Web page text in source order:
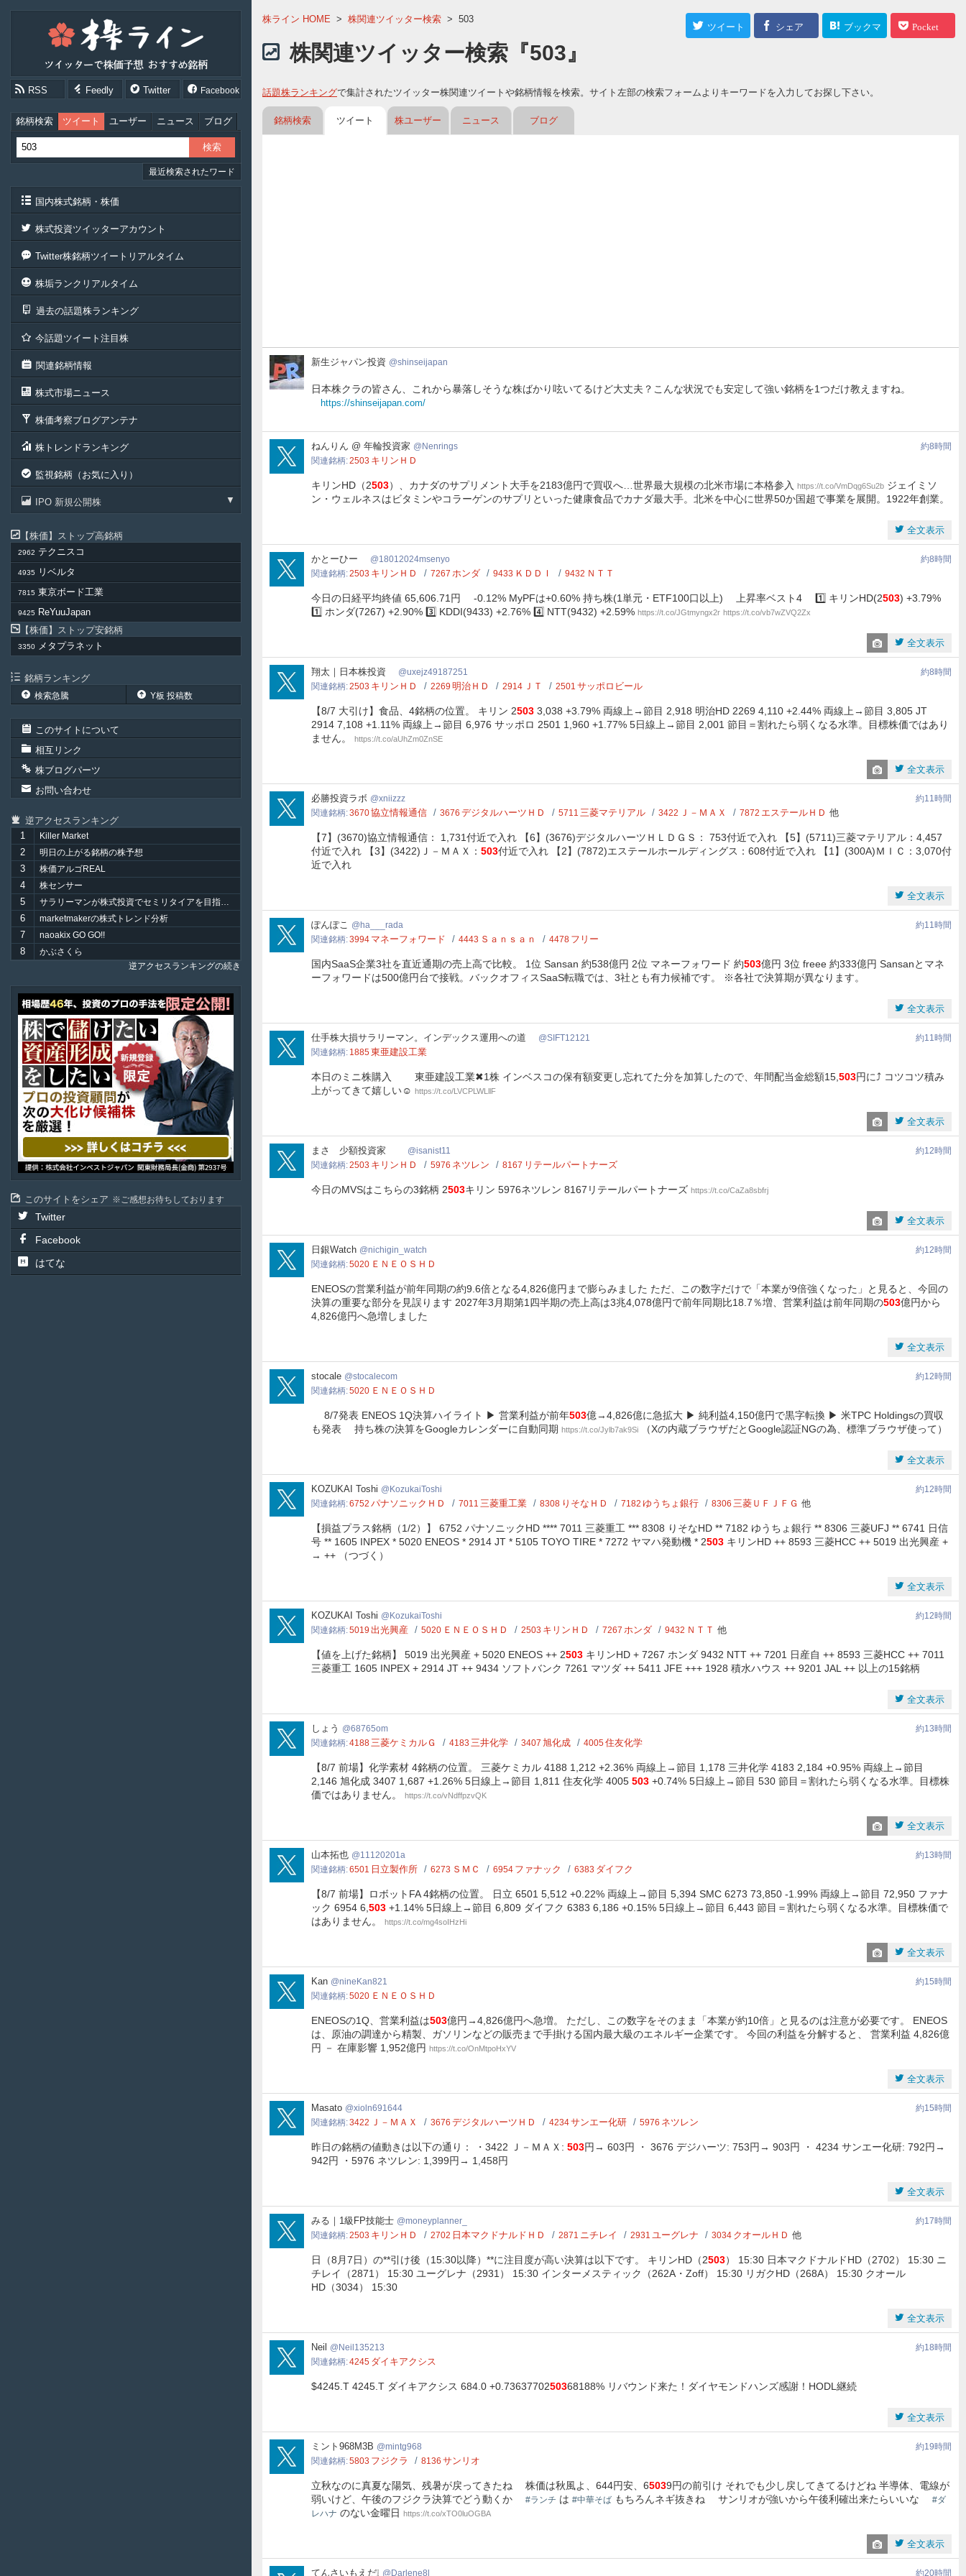
RSS Feedly Twitter Facebook
銘柄検索 ツイート ユーザー ニュース ブログ
最近検索されたワード
国内株式銘柄・株価
株式投資ツイッターアカウント
Twitter株銘柄ツイートリアルタイム
株垢ランクリアルタイム
過去の話題株ランキング
今話題ツイート注目株
関連銘柄情報
株式市場ニュース
株価考察ブログアンテナ
株トレンドランキング
監視銘柄（お気に入り）
IPO 新規公開株
株価 ストップ高銘柄
2962 テクニスコ
4935 リベルタ
7815 東京ボード工業
9425
ReYuuJapan
株価
ストップ安銘柄
3350 メタプラネット
銘柄ランキング
検索急騰 Y板 投稿数
このサイトについて
相互リンク
株ブログパーツ
お問い合わせ
逆アクセスランキング
1
Killer Market
2 明日の上がる銘柄の株予想
3 株価アルゴREAL
4 株センサー
5 サラリーマンが株式投資でセミリタイアを目指してみました。
6 marketmakerの株式トレンド分析
7 naoakix GO GO!!
8
かぶさくら
逆アクセスランキングの続き
このサイトをシェア ご感想お待ちしております
Twitter
Facebook
はてな
株ライン HOME > 株関連ツイッター検索 > 503
ツイート シェア ブックマ Pocket
株関連ツイッター検索『503』
話題株ランキングで集計されたツイッター株関連ツイートや銘柄情報を検索。サイト左部の検索フォームよりキーワードを入力してお探し下さい。
銘柄検索 ツイート 株ユーザー ニュース ブログ
新
ジ
資
新生ジャパン投資 shinseijapan
日本株クラの皆さん、これから暴落しそうな株ばかり呟いてるけど大丈夫？こんな状況でも安定して強い銘柄を1つだけ教えますね。
https://shinseijapan.com/
Nenrings
ねんりん @ 年輪投資家 Nenrings
約8時間
関連銘柄 2503 キリンＨＤ
キリンHD（2503）、カナダのサプリメント大手を2183億円で買収へ…世界最大規模の北米市場に本格参入 https://t.co/VmDqg6Su2b ジェイミソ
ン・ウェルネスはビタミンやコラーゲンのサプリといった健康食品でカナダ最大手。北米を中心に世界50か国超で事業を展開。1922年創業。
全文表示
18012024msenyo
かとーひー 18012024msenyo
約8時間
関連銘柄 2503 キリンＨＤ 7267 ホンダ 9433 ＫＤＤＩ 9432 ＮＴＴ
今日の日経平均終値 65,606.71円 -0.12% MyPFは+0.60% 持ち株(1単元・ETF100口以上) 上昇率ベスト4 1️⃣ キリンHD(2503) +3.79%
1️⃣ ホンダ(7267) +2.90% 3️⃣ KDDI(9433) +2.76% 4️⃣ NTT(9432) +2.59% https://t.co/JGtmyngx2r https://t.co/vb7wZVQ2Zx
全文表示
uxejz49187251
翔太｜日本株投資 uxejz49187251
約8時間
関連銘柄 2503 キリンＨＤ 2269 明治ＨＤ 2914 ＪＴ 2501 サッポロビール
【8/7 大引け】食品、4銘柄の位置。 キリン 2503 3,038 +3.79% 両線上→節目 2,918 明治HD 2269 4,110 +2.44% 両線上→節目 3,805 JT
2914 7,108 +1.11% 両線上→節目 6,976 サッポロ 2501 1,960 +1.77% 5日線上→節目 2,001 節目＝割れたら弱くなる水準。目標株価ではあり
ません。
https://t.co/aUhZm0ZnSE
全文表示
xniizzz
必勝投資ラボ xniizzz
約11時間
関連銘柄 3670協立情報通信 3676 デジタルハーツＨＤ 5711 三菱マテリアル 3422 Ｊ－ＭＡＸ 7872 エステールＨＤ 他
【7】(3670)協立情報通信： 1,731付近で入れ 【6】(3676)デジタルハーツＨＬＤＧＳ： 753付近で入れ 【5】(5711)三菱マテリアル：4,457
付近で入れ 【3】(3422)Ｊ－ＭＡＸ： 503付近で入れ 【2】(7872)エステールホールディングス：608付近で入れ 【1】(300A)ＭＩＣ：3,070付
近で入れ
全文表示
ha___rada
ぽんぽこ ha___rada
約11時間
関連銘柄 3994 マネーフォワード 4443 Ｓａｎｓａｎ 4478 フリー
国内SaaS企業3社を直近通期の売上高で比較。 1位 Sansan 約538億円 2位 マネーフォワード 約503億円 3位 freee 約333億円 Sansanとマネ
ーフォワードは500億円台で接戦。バックオフィスSaaS転職では、3社とも有力候補です。 ※各社で決算期が異なります。
全文表示
SIFT12121
仕手株大損サラリーマン。インデックス運用への道 SIFT12121
約11時間
関連銘柄 1885東亜建設工業
本日のミニ株購入 東亜建設工業✖︎1株 インベスコの保有額変更し忘れてた分を加算したので、年間配当金総額15, 503円に⤴️ コツコツ積み
上がってきて嬉しい☺️ https://t.co/LVCPLWLllF
全文表示
isanist11
まさ 少額投資家 isanist11
約12時間
関連銘柄 2503 キリンＨＤ 5976 ネツレン 8167 リテールパートナーズ
今日のMVSはこちらの3銘柄 2503キリン 5976ネツレン 8167リテールパートナーズ https://t.co/CaZa8sbfrj
全文表示
nichigin_watch
日銀Watch nichigin_watch
約12時間
関連銘柄 5020 ＥＮＥＯＳＨＤ
ENEOSの営業利益が前年同期の約9.6倍となる4,826億円まで膨らみました ただ、この数字だけで「本業が9倍強くなった」と見ると、今回の
決算の重要な部分を見誤ります 2027年3月期第1四半期の売上高は3兆4,078億円で前年同期比18.7％増、営業利益は前年同期の503億円から
4,826億円へ急増しました
全文表示
stocalecom
stocale stocalecom
約12時間
関連銘柄 5020 ＥＮＥＯＳＨＤ
8/7発表 ENEOS 1Q決算ハイライト ▶ 営業利益が前年503億→4,826億に急拡大 ▶ 純利益4,150億円で黒字転換 ▶ 米TPC Holdingsの買収
も発表 持ち株の決算をGoogleカレンダーに自動同期 https://t.co/Jylb7ak9Si （Xの内蔵ブラウザだとGoogle認証NGの為、標準ブラウザ使って）
全文表示
KozukaiToshi
KOZUKAI Toshi KozukaiToshi
約12時間
関連銘柄 6752 パナソニックＨＤ 7011 三菱重工業 8308 りそなＨＤ 7182 ゆうちょ銀行 8306 三菱ＵＦＪＦＧ 他
【損益プラス銘柄（1/2）】 6752 パナソニックHD **** 7011 三菱重工 *** 8308 りそなHD ** 7182 ゆうちょ銀行 ** 8306 三菱UFJ ** 6741 日信
号 ** 1605 INPEX * 5020 ENEOS * 2914 JT * 5105 TOYO TIRE * 7272 ヤマハ発動機 * 2503 キリンHD ++ 8593 三菱HCC ++ 5019 出光興産 +
→ ++ （つづく）
全文表示
KozukaiToshi
KOZUKAI Toshi KozukaiToshi
約12時間
関連銘柄 5019 出光興産 5020 ＥＮＥＯＳＨＤ 2503 キリンＨＤ 7267 ホンダ 9432 ＮＴＴ 他
【値を上げた銘柄】 5019 出光興産 + 5020 ENEOS ++ 2503 キリンHD + 7267 ホンダ 9432 NTT ++ 7201 日産自 ++ 8593 三菱HCC ++ 7011
三菱重工 1605 INPEX + 2914 JT ++ 9434 ソフトバンク 7261 マツダ ++ 5411 JFE +++ 1928 積水ハウス ++ 9201 JAL ++ 以上の15銘柄
全文表示
68765om
しょう 68765om
約13時間
関連銘柄 4188三菱ケミカルＧ 4183 三井化学 3407 旭化成 4005住友化学
【8/7 前場】化学素材 4銘柄の位置。 三菱ケミカル 4188 1,212 +2.36% 両線上→節目 1,178 三井化学 4183 2,184 +0.95% 両線上→節目
2,146 旭化成 3407 1,687 +1.26% 5日線上→節目 1,811 住友化学 4005 503 +0.74% 5日線上→節目 530 節目＝割れたら弱くなる水準。目標株
価ではありません。
https://t.co/vNdffpzvQK
全文表示
11120201a
山本拓也 11120201a
約13時間
関連銘柄 6501 日立製作所 6273 ＳＭＣ 6954 ファナック 6383 ダイフク
【8/7 前場】ロボットFA 4銘柄の位置。 日立 6501 5,512 +0.22% 両線上→節目 5,394 SMC 6273 73,850 -1.99% 両線上→節目 72,950 ファナ
ック 6954 6, 503 +1.14% 5日線上→節目 6,809 ダイフク 6383 6,186 +0.15% 5日線上→節目 6,443 節目＝割れたら弱くなる水準。目標株価で
はありません。
https://t.co/mg4soIHzHi
全文表示
nineKan821
Kan nineKan821
約15時間
関連銘柄 5020 ＥＮＥＯＳＨＤ
ENEOSの1Q、営業利益は503億円→4,826億円へ急増。 ただし、この数字をそのまま「本業が約10倍」と見るのは注意が必要です。 ENEOS
は、原油の調達から精製、ガソリンなどの販売まで手掛ける国内最大級のエネルギー企業です。 今回の利益を分解すると、 営業利益 4,826億
円 － 在庫影響 1,952億円 https://t.co/OnMtpoHxYV
全文表示
xioln691644
Masato xioln691644
約15時間
関連銘柄 3422 Ｊ－ＭＡＸ 3676 デジタルハーツＨＤ 4234サンエー化研 5976 ネツレン
昨日の銘柄の値動きは以下の通り： ・3422 Ｊ－ＭＡＸ: 503円→ 603円 ・ 3676 デジハーツ: 753円→ 903円 ・ 4234 サンエー化研: 792円→
942円 ・5976 ネツレン: 1,399円→ 1,458円
全文表示
moneyplanner_
みる｜1級FP技能士 moneyplanner_
約17時間
関連銘柄 2503 キリンＨＤ 2702 日本マクドナルドＨＤ 2871 ニチレイ 2931 ユーグレナ 3034 クオールＨＤ 他
日（8月7日）の**引け後（15:30以降）**に注目度が高い決算は以下です。 キリンHD（2503） 15:30 日本マクドナルドHD（2702） 15:30 ニ
チレイ（2871） 15:30 ユーグレナ（2931） 15:30 インターメスティック（262A・Zoff） 15:30 リガクHD（268A） 15:30 クオール
HD（3034） 15:30
全文表示
Neil135213
Neil Neil135213
約18時間
関連銘柄 4245 ダイキアクシス
$4245.T 4245.T ダイキアクシス 684.0 +0.7363770250368188% リバウンド来た！ダイヤモンドハンズ感謝！HODL継続
全文表示
mintg968
ミント968M3B mintg968
約19時間
関連銘柄 5803 フジクラ 8136 サンリオ
立秋なのに真夏な陽気、残暑が戻ってきたね 株価は秋風よ、644円安、65039円の前引け それでも少し戻してきてるけどね 半導体、電線が
弱いけど、午後のフジクラ決算でどう動くか #ランチ は #中華そば もちろんネギ抜きね サンリオが強いから午後利確出来たらいいな #ダ
レハナ のない金曜日 https://t.co/xTO0luOGBA
全文表示
Darlene8l
てんさいもえだ❕️ Darlene8l 約20時間